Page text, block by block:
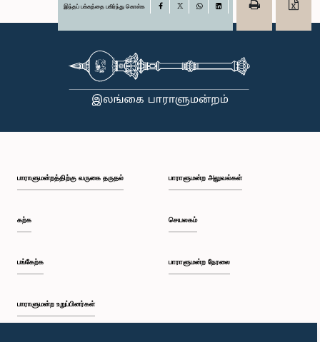
இந்தப் பக்கத்தை பகிர்ந்து கொள்க Facebook
பாராளுமன்றத்திற்கு வருகை தருதல்
கற்க
பங்கேற்க
பாராளுமன்ற உறுப்பினர்கள்
பாராளுமன்ற அலுவல்கள்
செயலகம்
பாராளுமன்ற நேரலை